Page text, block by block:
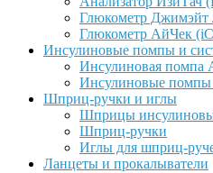
Глюкометр Джимэйт
Глюкометр АйЧек
Инсулиновые помпы и
Инсулиновая помпа
Инсулиновые
Шприц-ручки и иглы
Шприцы
Шприц-ручки
Иглы для шприц-
Ланцеты и прокалыватели